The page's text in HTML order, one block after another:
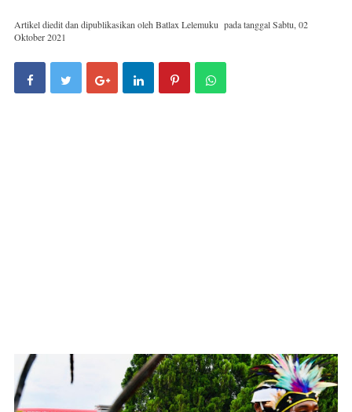
Artikel diedit dan dipublikasikan oleh Batlax Lelemuku pada tanggalSabtu, 02
Oktober 2021